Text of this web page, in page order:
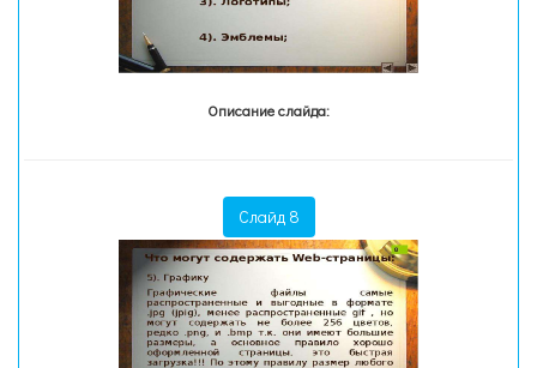
Описание слайда:
Слайд 8